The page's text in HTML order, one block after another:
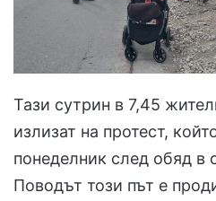
Тази сутрин в 7,45
излизат на протест,
понеделник след обяд в
Поводът този път е